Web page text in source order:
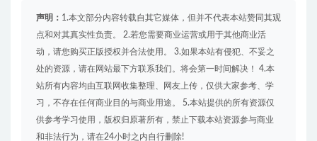
声明： 1.本文部分内容转载自其它媒体，但并不代表本站赞同其观
点和对其真实性负责。 2.若您需要商业运营或用于其他商业活
动，请您购买正版授权并合法使用。 3.如果本站有侵犯、不妥之
处的资源，请在网站最下方联系我们。将会第一时间解决！ 4.本
站所有内容均由互联网收集整理、网友上传，仅供大家参考、学
习，不存在任何商业目的与商业用途。 5.本站提供的所有资源仅
供参考学习使用，版权归原著所有，禁止下载本站资源参与商业
和非法行为，请在24小时之内自行删除!